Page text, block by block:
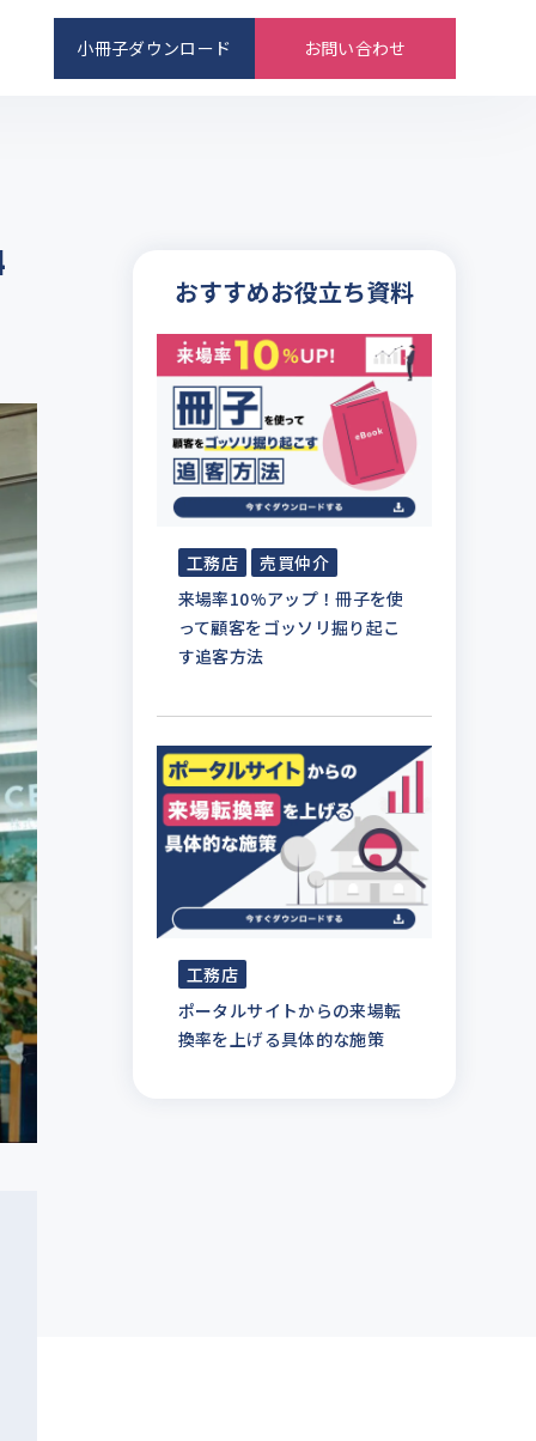
小冊子ダウンロード お問い合わせ
おすすめお役立ち資料
工務店
売買仲介
来場率10%アップ！冊子を使
って顧客をゴッソリ掘り起こ
す追客方法
工務店
ポータルサイトからの来場転
換率を上げる具体的な施策